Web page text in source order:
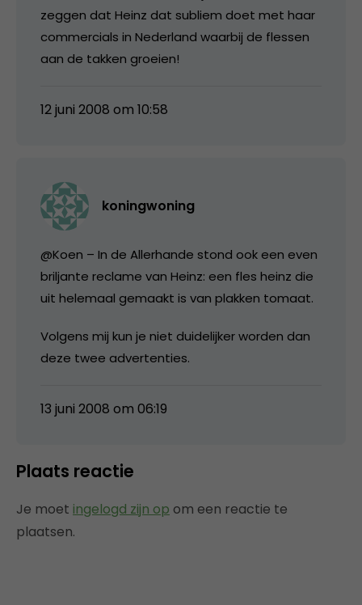
zeggen dat Heinz dat subliem doet met haar
commercials in Nederland waarbij de flessen
aan de takken groeien!
12 juni 2008 om 10:58
koningwoning
@Koen – In de Allerhande stond ook een even
briljante reclame van Heinz: een fles heinz die
uit helemaal gemaakt is van plakken tomaat.
Volgens mij kun je niet duidelijker worden dan
deze twee advertenties.
13 juni 2008 om 06:19
Plaats reactie
Je moet ingelogd zijn op om een reactie te
plaatsen.